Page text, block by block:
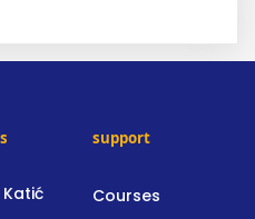
support
Courses